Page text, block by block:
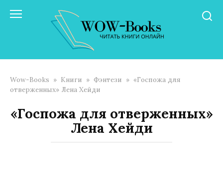
Wow-Books » Книги » Фэнтези » «Госпожа для
отверженных» Лена Хейди
«Госпожа для отверженных»
Лена Хейди